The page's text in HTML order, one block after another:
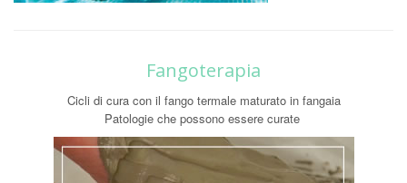
Fangoterapia
Cicli di cura con il fango termale maturato in fangaia
Patologie che possono essere curate